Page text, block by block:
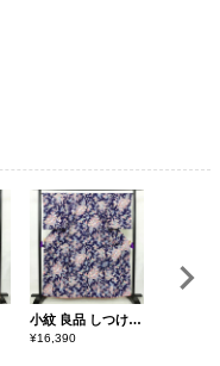
小紋 良品 しつけ糸付き 縮緬 正絹 古典柄 袷仕立て 身丈159.5cm 裄丈66.5cm 着物 青・紺
¥16,390